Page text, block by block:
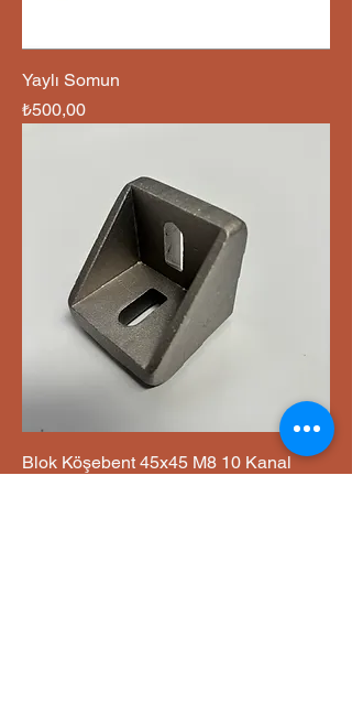
Yaylı Somun
Fiyat
₺500,00
Blok Köşebent 45x45 M8 10 Kanal